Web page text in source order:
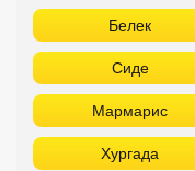
Белек
Сиде
Мармарис
Хургада